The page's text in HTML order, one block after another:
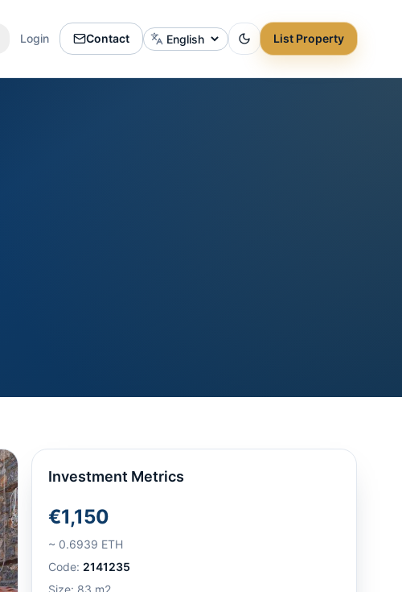
Login Contact
Change language
List Property
Investment Metrics
€1,150
~ 0.6939 ETH
Code: 2141235
Size: 83 m2